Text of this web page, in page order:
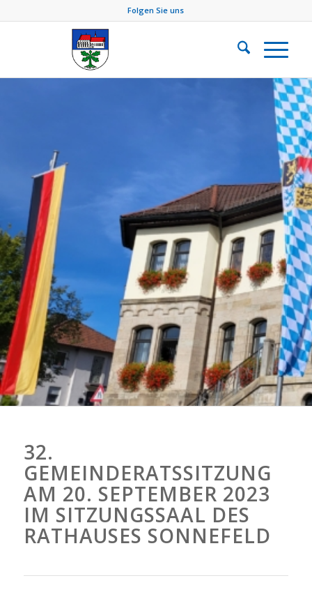
Folgen Sie uns
32.
GEMEINDERATSSITZUNG
AM 20. SEPTEMBER 2023
IM SITZUNGSSAAL DES
RATHAUSES SONNEFELD